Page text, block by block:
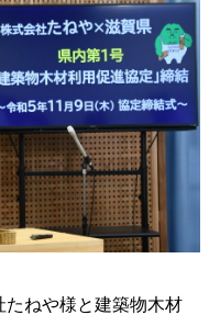
たねや様と建築物木材